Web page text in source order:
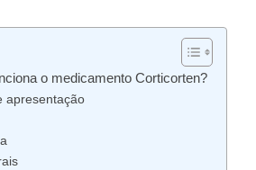
o medicamento Corticorten?
apresentação